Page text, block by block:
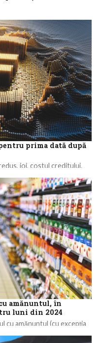
de investiţii europene de
prima dată după
joi, costul creditului,
amănuntul, în
luni din 2024
cu amănuntul (cu excepţia